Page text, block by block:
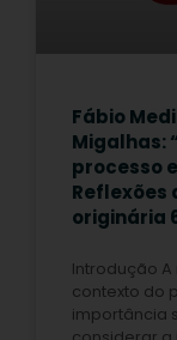
Fábio
Migalhas:
processo
Reflexões
originária
Introdução
contexto do
importância